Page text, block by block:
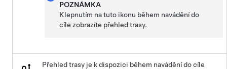
POZNÁMKA
Klepnutím na tuto ikonu během navádění do
cíle zobrazíte přehled trasy.
Přehled trasy je k dispozici během navádění do cíle